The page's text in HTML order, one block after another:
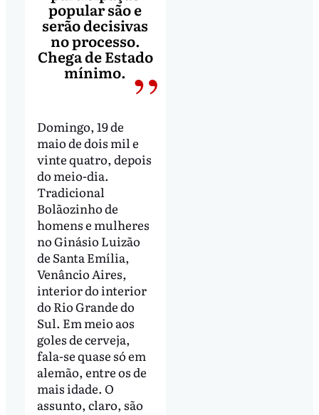
popular são e
serão decisivas
no processo.
Chega de Estado
mínimo.
Domingo, 19 de
maio de dois mil e
vinte quatro, depois
do meio-dia.
Tradicional
Bolãozinho de
homens e mulheres
no Ginásio Luizão
de Santa Emília,
Venâncio Aires,
interior do interior
do Rio Grande do
Sul. Em meio aos
goles de cerveja,
fala-se quase só em
alemão, entre os de
mais idade. O
assunto, claro, são